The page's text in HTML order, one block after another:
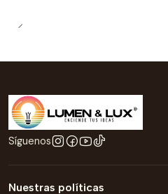
Síguenos
Nuestras políticas